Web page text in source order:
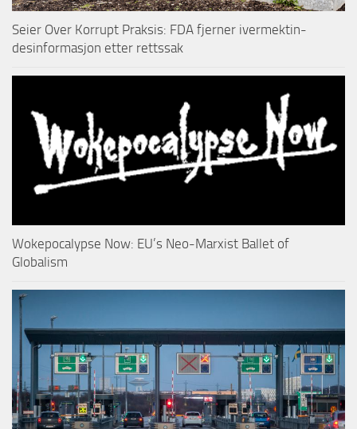
Seier Over Korrupt Praksis: FDA fjerner ivermektin-
desinformasjon etter rettssak
Wokepocalypse Now: EU’s Neo-Marxist Ballet of
Globalism